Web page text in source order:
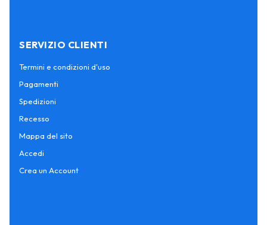
SERVIZIO CLIENTI
Termini e condizioni d'uso
Pagamenti
Spedizioni
Recesso
Mappa del sito
Accedi
Crea un Account